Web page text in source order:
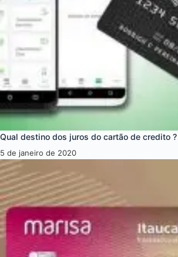
Qual destino dos juros do cartão de credito ?
5 de janeiro de 2020